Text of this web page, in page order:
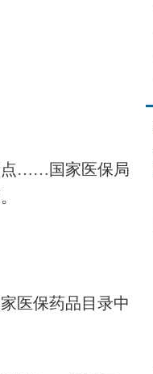
点……国家医保局
医保药品目录中